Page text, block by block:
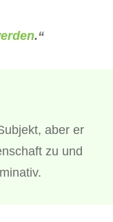
.“
aber er
zu und